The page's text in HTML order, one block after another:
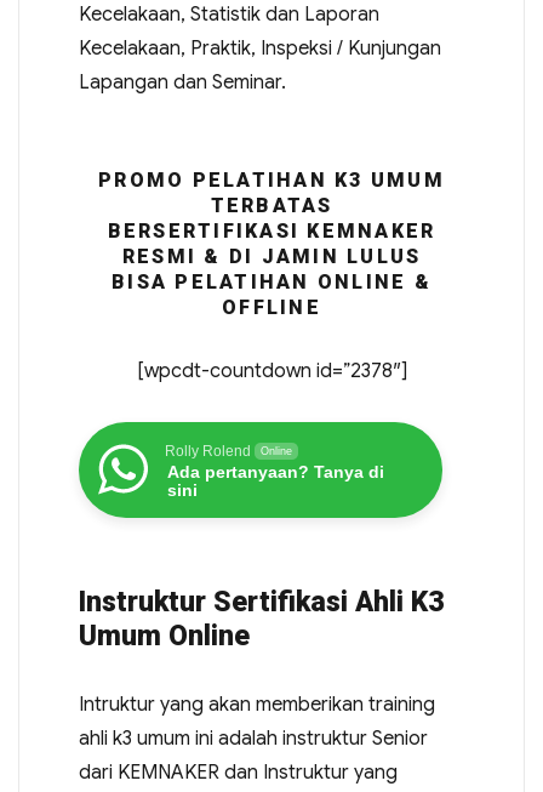
Kecelakaan, Statistik dan Laporan
Kecelakaan, Praktik, Inspeksi / Kunjungan
Lapangan dan Seminar.
PROMO PELATIHAN K3 UMUM
TERBATAS
BERSERTIFIKASI KEMNAKER
RESMI & DI JAMIN LULUS
BISA PELATIHAN ONLINE &
OFFLINE
[wpcdt-countdown id=”2378″]
Rolly Rolend Online
Ada pertanyaan? Tanya di
sini
Instruktur Sertifikasi Ahli K3
Umum Online
Intruktur yang akan memberikan training
ahli k3 umum ini adalah instruktur Senior
dari KEMNAKER dan Instruktur yang